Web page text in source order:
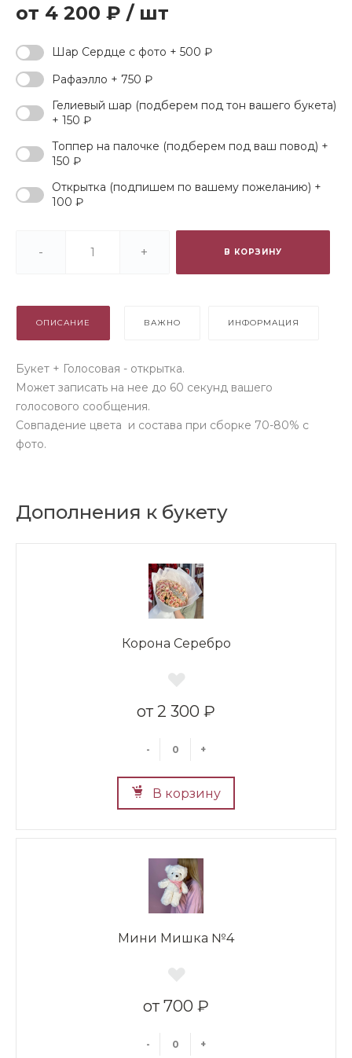
4 200 ₽ / шт
Шар Сердце с фото + 500 ₽
Рафаэлло + 750 ₽
Гелиевый шар (подберем под тон вашего букета)
+ 150 ₽
Топпер на палочке (подберем под ваш повод) +
150 ₽
Открытка (подпишем по вашему пожеланию) +
100 ₽
- + В КОРЗИНУ
ОПИСАНИЕ ВАЖНО ИНФОРМАЦИЯ
Букет + Голосовая - открытка.
Может записать на нее до 60 секунд вашего
голосового сообщения.
Совпадение цвета и состава при сборке 70-80% с
фото.
Дополнения к букету
Корона Серебро
2 300 ₽
- +
В корзину
Мини Мишка №4
700 ₽
- +